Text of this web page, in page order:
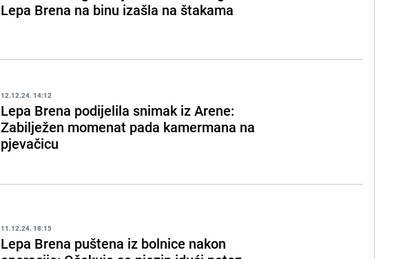
Lepa Brena na binu izašla na štakama
12.12.24. 14:12
Lepa Brena podijelila snimak iz Arene:
Zabilježen momenat pada kamermana na
pjevačicu
11.12.24. 18:15
Lepa Brena puštena iz bolnice nakon